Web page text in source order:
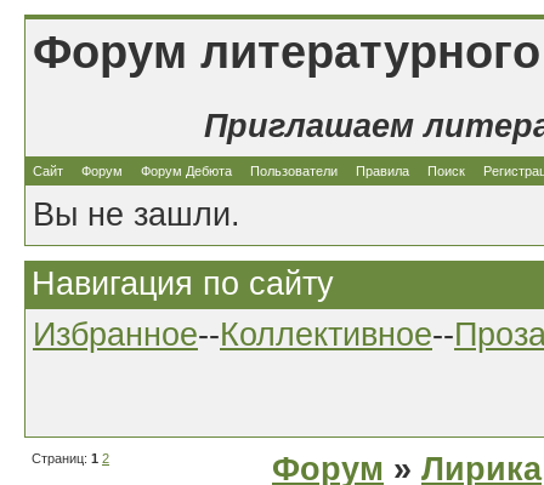
Форум
Приглашаем
Сайт Форум Форум Дебюта Пользователи Правила Поиск
Вы не зашли.
Навигация по сайту
Избранное--Коллективное--
Страниц: 1 2 Форум » Лирика